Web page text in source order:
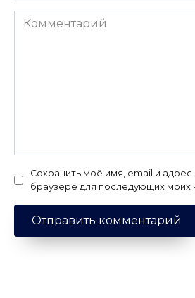
Комментарий
Сохранить моё имя, email и адрес
браузере для последующих моих